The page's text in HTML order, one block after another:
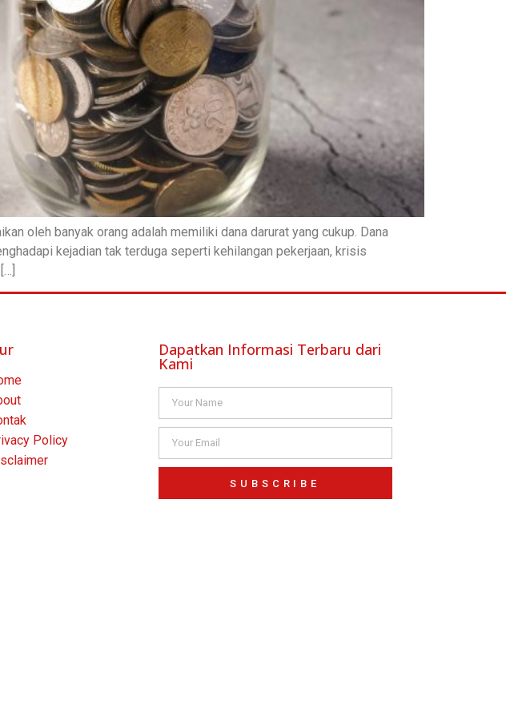
oleh banyak orang adalah memiliki dana darurat yang cukup. Dana
kejadian tak terduga seperti kehilangan pekerjaan, krisis
Policy
Dapatkan Informasi Terbaru dari
Kami
SUBSCRIBE